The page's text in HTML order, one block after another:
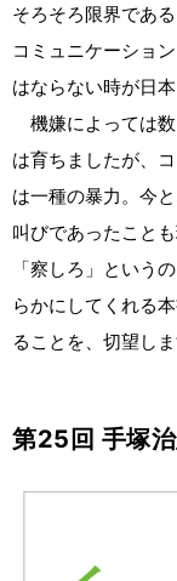
そろそろ限界であ
コミュニケーショ
はならない時が日
機嫌によっては
は育ちましたが、
は一種の暴力。今
叫びであったこと
「察しろ」という
らかにしてくれる
ることを、切望し
第25回 手塚